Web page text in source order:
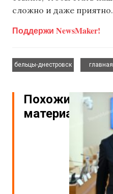
сложно и даже приятно.
Поддержи NewsMaker!
бельцы-днестровск
главная
Похожие
материалы